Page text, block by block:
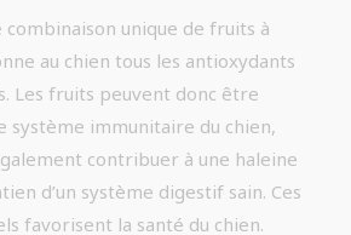
combinaison unique de fruits à
au chien tous les antioxydants
Les fruits peuvent donc être
système immunitaire du chien,
contribuer à une haleine
d’un système digestif sain. Ces
favorisent la santé du chien.